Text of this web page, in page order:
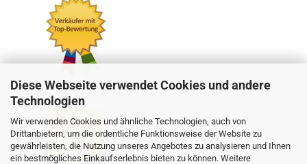
Diese Webseite verwendet Cookies und andere
Technologien
Wir verwenden Cookies und ähnliche Technologien, auch von
Drittanbietern, um die ordentliche Funktionsweise der Website zu
gewährleisten, die Nutzung unseres Angebotes zu analysieren und Ihnen
ein bestmögliches Einkaufserlebnis bieten zu können. Weitere